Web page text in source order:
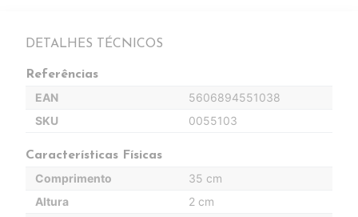
DETALHES TÉCNICOS
Referências
EAN
5606894551038
SKU
0055103
Características Físicas
Comprimento
35 cm
Altura
2 cm